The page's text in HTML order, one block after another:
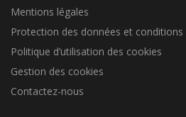
Mentions légales
Protection des données et conditions
Politique d’utilisation des cookies
Gestion des cookies
Contactez-nous